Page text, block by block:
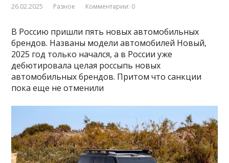
26.02.2025 Разное Комментарии: 0
В Россию пришли пять новых автомобильных
брендов. Названы модели автомобилей Новый,
2025 год только начался, а в России уже
дебютировала целая россыпь новых
автомобильных брендов. Притом что санкции
пока еще не отменили